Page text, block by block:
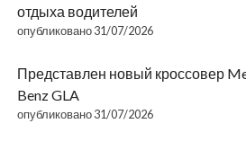
отдыха водителей
опубликовано 31/07/2026
Представлен новый кроссовер
Benz GLA
опубликовано 31/07/2026